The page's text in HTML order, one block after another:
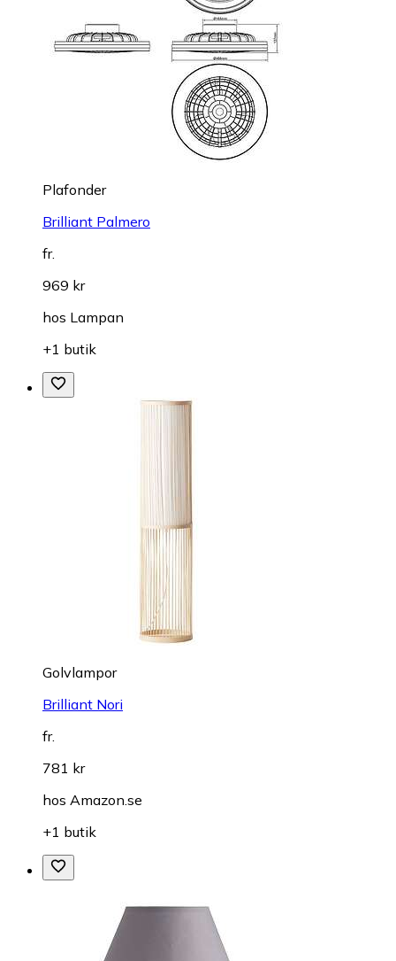
Plafonder
Brilliant Palmero
fr.
969 kr
hos Lampan
+1 butik
Golvlampor
Brilliant Nori
fr.
781 kr
hos Amazon.se
+1 butik